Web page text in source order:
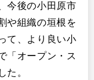
今後の小田原市
や組織の垣根を
て、より良い小
「オープン・ス
た。